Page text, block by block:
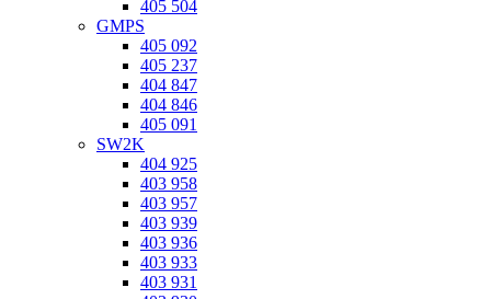
405 504
GMPS
405 092
405 237
404 847
404 846
405 091
SW2K
404 925
403 958
403 957
403 939
403 936
403 933
403 931